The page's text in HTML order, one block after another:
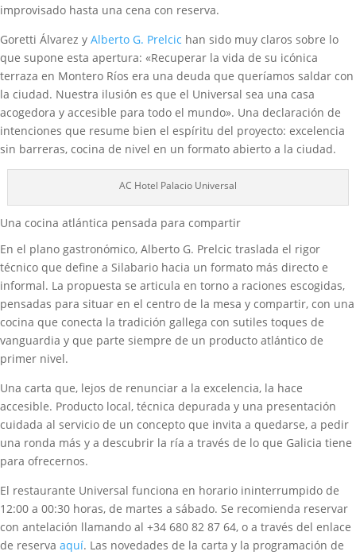
improvisado hasta una cena con reserva.
Goretti Álvarez y Alberto G. Prelcic han sido muy claros sobre lo
que supone esta apertura: «Recuperar la vida de su icónica
terraza en Montero Ríos era una deuda que queríamos saldar con
la ciudad. Nuestra ilusión es que el Universal sea una casa
acogedora y accesible para todo el mundo». Una declaración de
intenciones que resume bien el espíritu del proyecto: excelencia
sin barreras, cocina de nivel en un formato abierto a la ciudad.
AC Hotel Palacio Universal
Una cocina atlántica pensada para compartir
En el plano gastronómico, Alberto G. Prelcic traslada el rigor
técnico que define a Silabario hacia un formato más directo e
informal. La propuesta se articula en torno a raciones escogidas,
pensadas para situar en el centro de la mesa y compartir, con una
cocina que conecta la tradición gallega con sutiles toques de
vanguardia y que parte siempre de un producto atlántico de
primer nivel.
Una carta que, lejos de renunciar a la excelencia, la hace
accesible. Producto local, técnica depurada y una presentación
cuidada al servicio de un concepto que invita a quedarse, a pedir
una ronda más y a descubrir la ría a través de lo que Galicia tiene
para ofrecernos.
El restaurante Universal funciona en horario ininterrumpido de
12:00 a 00:30 horas, de martes a sábado. Se recomienda reservar
con antelación llamando al +34 680 82 87 64, o a través del enlace
de reserva aquí. Las novedades de la carta y la programación de